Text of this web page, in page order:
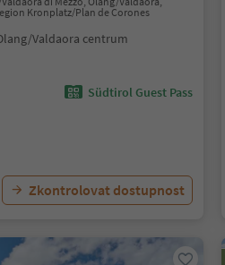
Kronplatz/Plan de Corones
Valdaora centrum
Südtirol Guest Pass
Zkontrolovat dostupnost